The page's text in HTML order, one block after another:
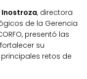
Inostroza, directora
de la Gerencia
presentó las
su
retos de